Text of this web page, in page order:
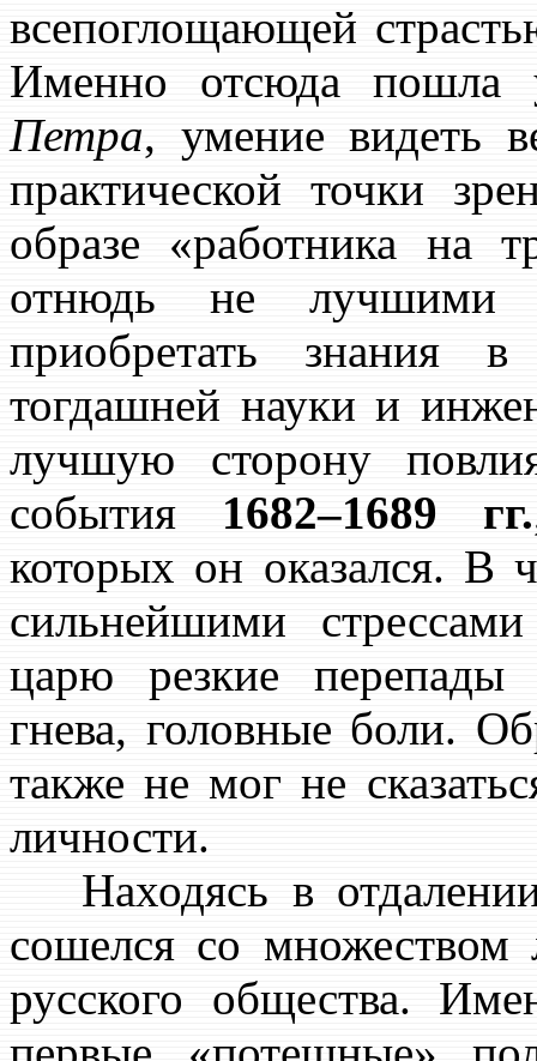
всепоглощающей
Именно отсюда пошла
Петра, умение видеть
практической точки
образе «работника на
отнюдь не лучшими
приобретать знания
тогдашней науки и
лучшую сторону
события 1682–1689 гг.
которых он оказался. В
сильнейшими
царю резкие перепады
гнева, головные боли.
также не мог не
личности.
Находясь в
сошелся со
русского общества.